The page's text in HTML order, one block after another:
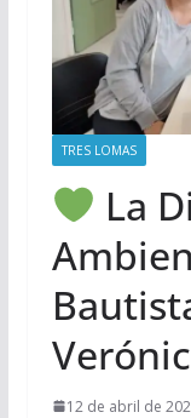
TRES LOMAS
La
12 de abril de